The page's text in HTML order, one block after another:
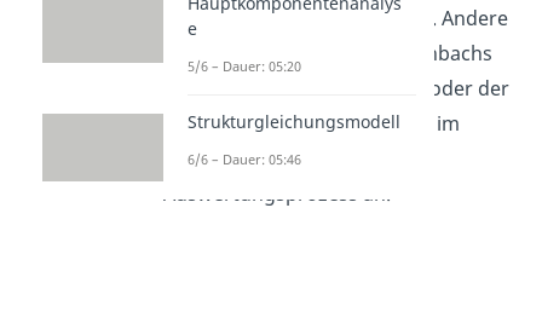
Reliabilität konzipiert werden. Andere
Tests, wie beispielsweise Cronbachs
Alpha zur Konsistenzanalyse oder der
Interrater Reliabilität, setzten im
Gegensatz dazu erst im
Auswertungsprozess an.
e
5/6 – Dauer: 05:20
Strukturgleichungsmodell
6/6 – Dauer: 05:46